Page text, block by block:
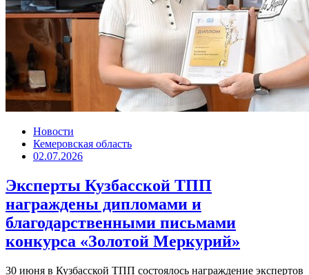
Новости
Кемеровская область
02.07.2026
Эксперты Кузбасской ТПП
награждены дипломами и
благодарственными письмами
конкурса «Золотой Меркурий»
30 июня в Кузбасской ТПП состоялось награждение экспертов